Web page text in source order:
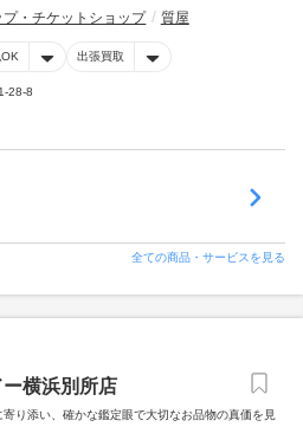
プ・チケットショップ 質屋
出張買取
28-8
全ての商品・サービスを見る
横浜別所店
り添い、確かな鑑定眼で大切なお品物の真価を見